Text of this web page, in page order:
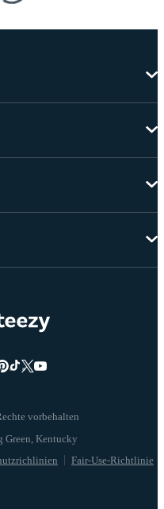
vorbehalten
Fair-Use-Richtlinie